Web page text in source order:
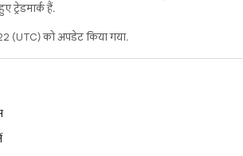
ट्रेडमार्क हैं.
(UTC) को अपडेट किया गया.